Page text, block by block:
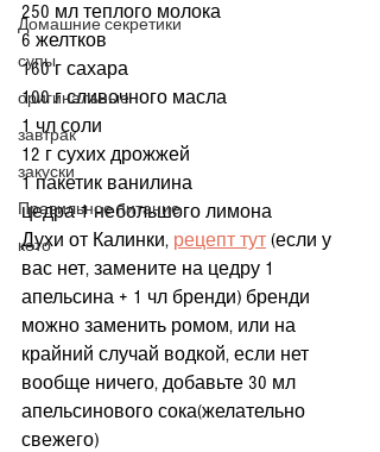
Домашние секретики
супы
оригинальные
завтрак
закуски
Правильное питание
кето
250 мл теплого молока
6 желтков
160 г сахара
100 г сливочного масла
1 чл соли
12 г сухих дрожжей
1 пакетик ванилина
цедра 1 небольшого лимона
Духи от Калинки, рецепт тут (если у
вас нет, замените на цедру 1
апельсина + 1 чл бренди) бренди
можно заменить ромом, или на
крайний случай водкой, если нет
вообще ничего, добавьте 30 мл
апельсинового сока(желательно
свежего)